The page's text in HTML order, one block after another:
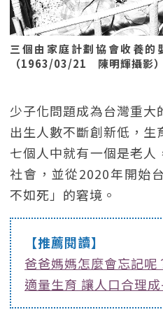
三個由家庭計劃協會收養的
（1963/03/21 陳明輝攝影）
少子化問題成為台灣重
出生人數不斷創新低，
七個人中就有一個是老人
社會，並從2020年開始
不如死」的窘境。
【推薦閱讀】
爸爸媽媽怎麼會忘記呢
適量生育 讓人口合理